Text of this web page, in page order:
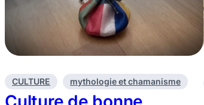
CULTURE mythologie et chamanisme